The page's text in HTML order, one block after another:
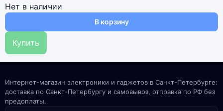
Нет в наличии
В корзину
Купить
Интернет-магазин электроники и гаджетов в Санкт-Петербурге:
доставка по Санкт-Петербургу и самовывоз, отправка по РФ без
предоплаты.